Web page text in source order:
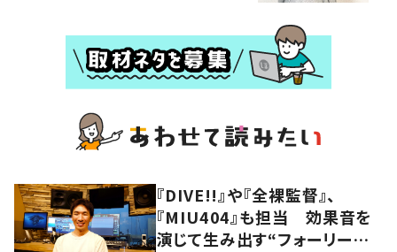
『DIVE!!』や『全裸監督』、
『MIU404』も担当 効果音を
演じて生み出す“フォーリーア